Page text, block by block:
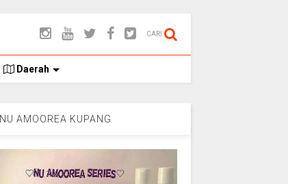
CARI
Daerah
NU AMOOREA KUPANG